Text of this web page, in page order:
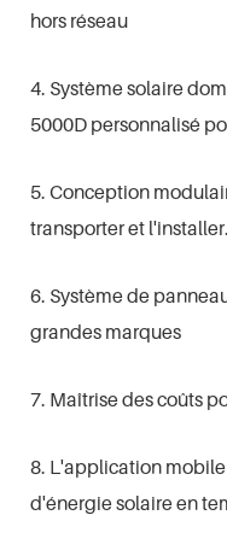
hors réseau
4. Système solaire
5000D personnalisé
5. Conception
transporter et l'installer.
6. Système de
grandes marques
7. Maîtrise des coûts
8. L'application
d'énergie solaire en